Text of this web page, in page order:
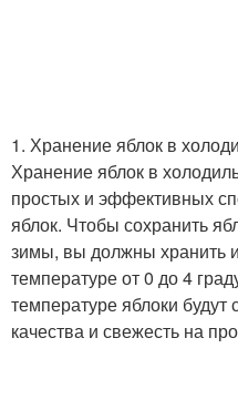
1. Хранение яблок в
Хранение яблок в
простых и эффективных
яблок. Чтобы сохранить
зимы, вы должны хранить
температуре от 0 до 4
температуре яблоки
качества и свежесть на